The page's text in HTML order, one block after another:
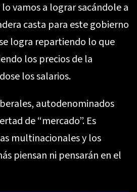
vamos a lograr sacándole a
casta para este gobierno
logra repartiendo lo que
los precios de la
los salarios.
autodenominados
de “mercado”. Es
multinacionales y los
piensan ni pensarán en el